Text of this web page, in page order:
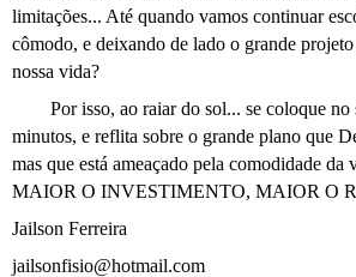
limitações... Até quando vamos continuar
cômodo, e deixando de lado o grande
nossa vida?
Por isso, ao raiar do sol... se coloque no
minutos, e reflita sobre o grande plano que
mas que está ameaçado pela comodidade
MAIOR O INVESTIMENTO, MAIOR O
Jailson Ferreira
jailsonfisio@hotmail.com